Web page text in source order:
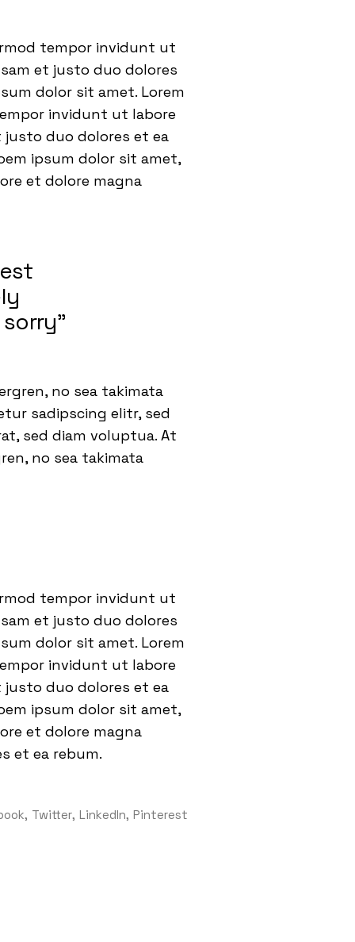
tempor invidunt ut
et justo duo dolores
dolor sit amet. Lorem
invidunt ut labore
justo duo dolores et ea
ipsum dolor sit amet,
et dolore magna
no sea takimata
sadipscing elitr, sed
sed diam voluptua. At
no sea takimata
tempor invidunt ut
et justo duo dolores
dolor sit amet. Lorem
invidunt ut labore
justo duo dolores et ea
ipsum dolor sit amet,
et dolore magna
et ea rebum.
Twitter LinkedIn Pinterest